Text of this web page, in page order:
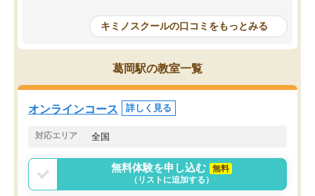
はなくなりました。
講師の方との距離も近く、親身なコー
チングのおかげで、停滞期もモチベー
ションを維持できました。「やらされ
る勉強」から「目標のための勉強」へ
意識が変わったことが、目標校への合
の仕方をコーチングして
ルなので、家での学習習
身につきました。結果と
た。自分から学ぶ姿勢を
キミノスクールの口コミをもっとみる
葛岡駅の教室一覧
オンラインコース 詳しく見る
対応エリア 全国
無料体験を申し込む
無料
（リストに追加する）